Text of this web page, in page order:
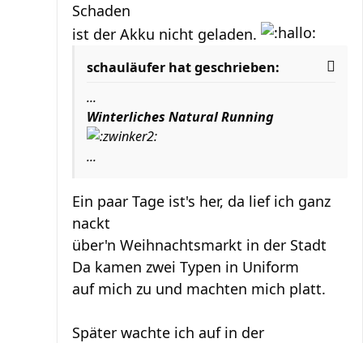
Schaden
ist der Akku nicht geladen.
schauläufer hat geschrieben:
...
Winterliches Natural Running
...
Ein paar Tage ist's her, da lief ich ganz
nackt
über'n Weihnachtsmarkt in der Stadt
Da kamen zwei Typen in Uniform
auf mich zu und machten mich platt.
Später wachte ich auf in der